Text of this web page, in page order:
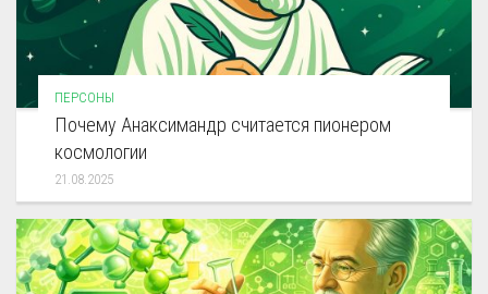
ПЕРСОНЫ
Почему Анаксимандр считается пионером
космологии
21.08.2025